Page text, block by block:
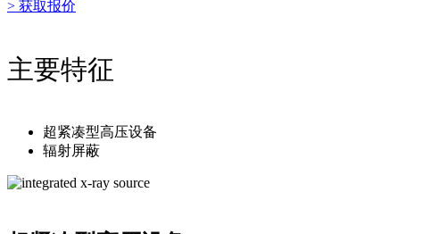
> 获取报价
主要特征
超紧凑型高压设备
辐射屏蔽